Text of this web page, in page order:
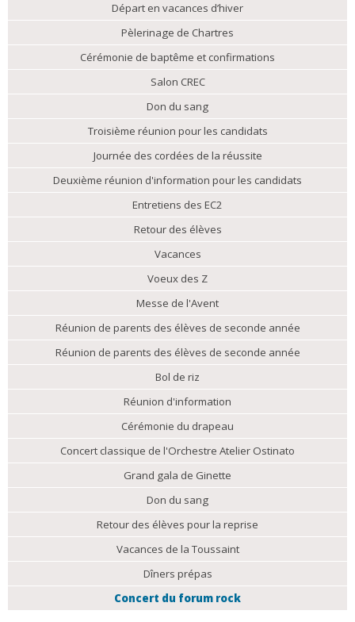
Départ en vacances d’hiver
Pèlerinage de Chartres
Cérémonie de baptême et confirmations
Salon CREC
Don du sang
Troisième réunion pour les candidats
Journée des cordées de la réussite
Deuxième réunion d'information pour les candidats
Entretiens des EC2
Retour des élèves
Vacances
Voeux des Z
Messe de l'Avent
Réunion de parents des élèves de seconde année
Réunion de parents des élèves de seconde année
Bol de riz
Réunion d'information
Cérémonie du drapeau
Concert classique de l'Orchestre Atelier Ostinato
Grand gala de Ginette
Don du sang
Retour des élèves pour la reprise
Vacances de la Toussaint
Dîners prépas
Concert du forum rock